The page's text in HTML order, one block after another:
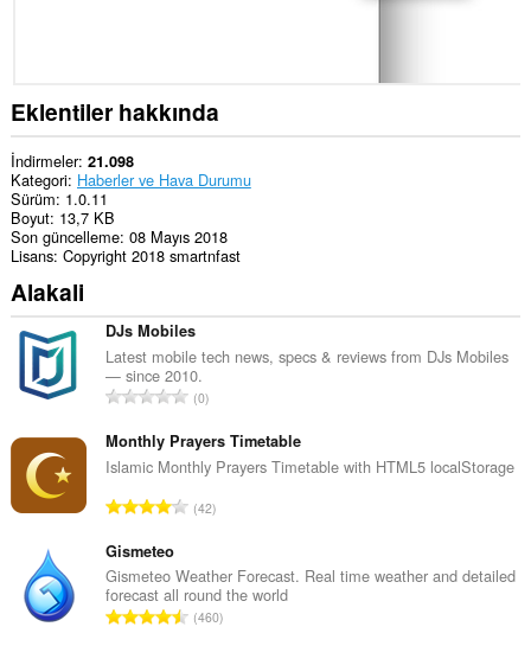
Eklentiler hakkında
İndirmeler 21.098
Kategori Haberler ve Hava Durumu
Sürüm 1.0.11
Boyut 13,7 KB
Son güncelleme 08 Mayıs 2018
Lisans Copyright 2018 smartnfast
Alakali
DJs Mobiles
Latest mobile tech news, specs & reviews from DJs Mobiles
— since 2010.
T
p
l
m
s
a
y
0
Monthly Prayers Timetable
Islamic Monthly Prayers Timetable with HTML5 localStorage
T
l
a
m
42
Gismeteo
Gismeteo Weather Forecast. Real time weather and detailed
forecast all round the world
T460